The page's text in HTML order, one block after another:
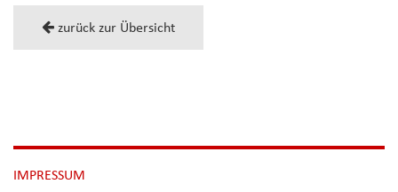
zurück zur Übersicht
NAVIGATION
ÜBERSPRINGEN
IMPRESSUM